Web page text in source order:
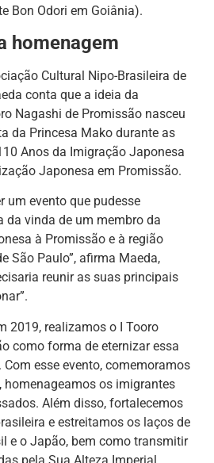
Bon Odori em Goiânia).
homenagem
Cultural Nipo-Brasileira de
conta que a ideia da
Nagashi de Promissão nasceu
da Princesa Mako durante as
Anos da Imigração Japonesa
Japonesa em Promissão.
um evento que pudesse
da vinda de um membro da
à Promissão e à região
São Paulo”, afirma Maeda,
reunir as suas principais
2019, realizamos o I Tooro
como forma de eternizar essa
esse evento, comemoramos
homenageamos os imigrantes
Além disso, fortalecemos
e estreitamos os laços de
e o Japão, bem como transmitir